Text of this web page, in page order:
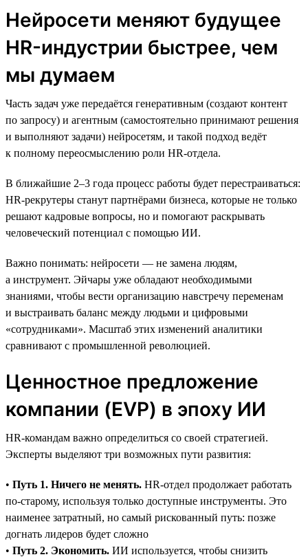
Нейросети меняют будущее
HR-индустрии быстрее, чем
мы думаем
Часть задач уже передаётся генеративным (создают контент
по запросу) и агентным (самостоятельно принимают решения
и выполняют задачи) нейросетям, и такой подход ведёт
к полному переосмыслению роли HR-отдела.
В ближайшие 2–3 года процесс работы будет перестраиваться:
HR-рекрутеры станут партнёрами бизнеса, которые не только
решают кадровые вопросы, но и помогают раскрывать
человеческий потенциал с помощью ИИ.
Важно понимать: нейросети — не замена людям,
а инструмент. Эйчары уже обладают необходимыми
знаниями, чтобы вести организацию навстречу переменам
и выстраивать баланс между людьми и цифровыми
«сотрудниками». Масштаб этих изменений аналитики
сравнивают с промышленной революцией.
Ценностное предложение
компании (EVP) в эпоху ИИ
HR-командам важно определиться со своей стратегией.
Эксперты выделяют три возможных пути развития:
• Путь 1. Ничего не менять. HR-отдел продолжает работать
по-старому, используя только доступные инструменты. Это
наименее затратный, но самый рискованный путь: позже
догнать лидеров будет сложно
• Путь 2. Экономить. ИИ используется, чтобы снизить